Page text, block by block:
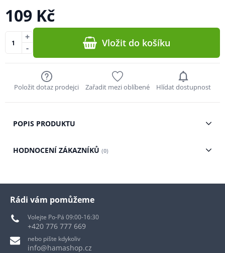
109 Kč
-
+ Vložit do košíku
Položit dotaz prodejci Zařadit mezi oblíbené Hlídat dostupnost
POPIS PRODUKTU
HODNOCENÍ ZÁKAZNÍKŮ (0)
Rádi vám pomůžeme
Volejte Po-Pá 09:00-16:30
+420 776 777 669
nebo pište kdykoliv
info@hamashop.cz